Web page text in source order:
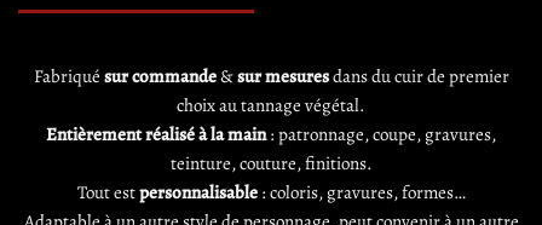
Fabriqué sur commande&sur mesuresdans du cuir de premier
choix au tannage végétal.
Entièrement réalisé à la main: patronnage, coupe, gravures,
teinture, couture, finitions.
Tout estpersonnalisable: coloris, gravures, formes…